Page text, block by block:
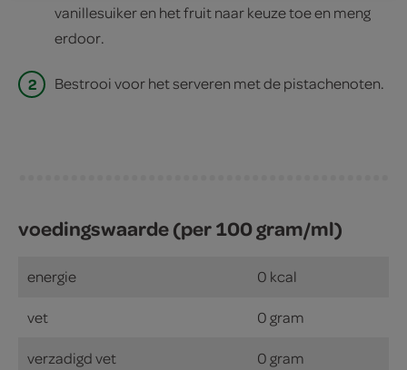
vanillesuiker en het fruit naar keuze toe en meng
erdoor.
2 Bestrooi voor het serveren met de pistachenoten.
voedingswaarde (per 100 gram/ml)
energie 0 kcal
vet 0 gram
verzadigd vet 0 gram